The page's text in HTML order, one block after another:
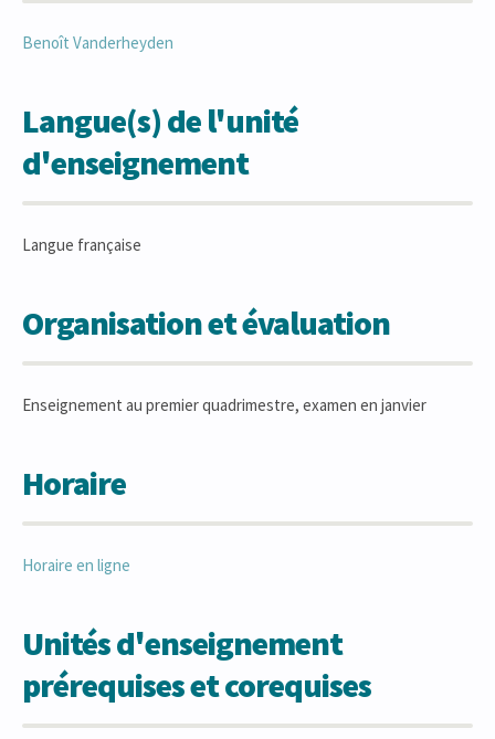
Benoît Vanderheyden
Langue(s) de l'unité
d'enseignement
Langue française
Organisation et évaluation
Enseignement au premier quadrimestre, examen en janvier
Horaire
Horaire en ligne
Unités d'enseignement
prérequises et corequises